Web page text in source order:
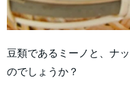
豆類であるミーノと、ナ
のでしょうか？